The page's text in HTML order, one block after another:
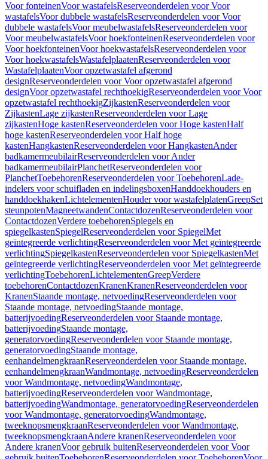
Voor fonteinenVoor wastafelsReserveonderdelen voor Voor
wastafelsVoor dubbele wastafelsReserveonderdelen voor Voor
dubbele wastafelsVoor meubelwastafelsReserveonderdelen voor
Voor meubelwastafelsVoor hoekfonteinenReserveonderdelen voor
Voor hoekfonteinenVoor hoekwastafelsReserveonderdelen voor
Voor hoekwastafelsWastafelplaatenReserveonderdelen voor
WastafelplaatenVoor opzetwastafel afgerond
designReserveonderdelen voor Voor opzetwastafel afgerond
designVoor opzetwastafel rechthoekigReserveonderdelen voor Voor
opzetwastafel rechthoekigZijkastenReserveonderdelen voor
ZijkastenLage zijkastenReserveonderdelen voor Lage
zijkastenHoge kastenReserveonderdelen voor Hoge kastenHalf
hoge kastenReserveonderdelen voor Half hoge
kastenHangkastenReserveonderdelen voor HangkastenAnder
badkamermeubilairReserveonderdelen voor Ander
badkamermeubilairPlanchetReserveonderdelen voor
PlanchetToebehorenReserveonderdelen voor ToebehorenLade-
indelers voor schuifladen en indelingsboxenHanddoekhouders en
handdoekhakenLichtelementenHouder voor wastafelplatenGreepSet
steunpotenMagneetwandenContactdozenReserveonderdelen voor
ContactdozenVerdere toebehorenSpiegels en
spiegelkastenSpiegelReserveonderdelen voor SpiegelMet
geïntegreerde verlichtingReserveonderdelen voor Met geïntegreerde
verlichtingSpiegelkastenReserveonderdelen voor SpiegelkastenMet
geïntegreerde verlichtingReserveonderdelen voor Met geïntegreerde
verlichtingToebehorenLichtelementenGreepVerdere
toebehorenContactdozenKranenKranenReserveonderdelen voor
KranenStaande montage, netvoedingReserveonderdelen voor
Staande montage, netvoedingStaande montage,
batterijvoedingReserveonderdelen voor Staande montage,
batterijvoedingStaande montage,
generatorvoedingReserveonderdelen voor Staande montage,
generatorvoedingStaande montage,
eenhandelmengkraanReserveonderdelen voor Staande montage,
eenhandelmengkraanWandmontage, netvoedingReserveonderdelen
voor Wandmontage, netvoedingWandmontage,
batterijvoedingReserveonderdelen voor Wandmontage,
batterijvoedingWandmontage, generatorvoedingReserveonderdelen
voor Wandmontage, generatorvoedingWandmontage,
tweeknopsmengkraanReserveonderdelen voor Wandmontage,
tweeknopsmengkraanAndere kranenReserveonderdelen voor
Andere kranenVoor gebruik buitenReserveonderdelen voor Voor